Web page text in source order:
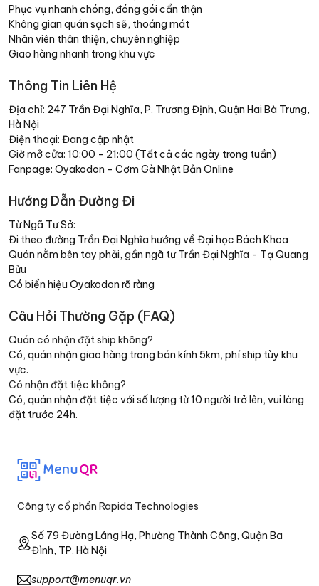
Phục vụ nhanh chóng, đóng gói cẩn thận
Không gian quán sạch sẽ, thoáng mát
Nhân viên thân thiện, chuyên nghiệp
Giao hàng nhanh trong khu vực
Thông Tin Liên Hệ
Địa chỉ: 247 Trần Đại Nghĩa, P. Trương Định, Quận Hai Bà Trưng,
Hà Nội
Điện thoại: Đang cập nhật
Giờ mở cửa: 10:00 - 21:00 (Tất cả các ngày trong tuần)
Fanpage: Oyakodon - Cơm Gà Nhật Bản Online
Hướng Dẫn Đường Đi
Từ Ngã Tư Sở:
Đi theo đường Trần Đại Nghĩa hướng về Đại học Bách Khoa
Quán nằm bên tay phải, gần ngã tư Trần Đại Nghĩa - Tạ Quang
Bửu
Có biển hiệu Oyakodon rõ ràng
Câu Hỏi Thường Gặp (FAQ)
Quán có nhận đặt ship không?
Có, quán nhận giao hàng trong bán kính 5km, phí ship tùy khu
vực.
Có nhận đặt tiệc không?
Có, quán nhận đặt tiệc với số lượng từ 10 người trở lên, vui lòng
đặt trước 24h.
Công ty cổ phần Rapida Technologies
Số 79 Đường Láng Hạ, Phường Thành Công, Quận Ba
Đình, TP. Hà Nội
support@menuqr.vn